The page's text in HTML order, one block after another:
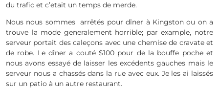
du trafic et c’etait un temps de merde.
Nous nous sommes arrêtés pour dîner à Kingston ou on a
trouve la mode generalement horrible; par example, notre
serveur portait des caleçons avec une chemise de cravate et
de robe. Le dîner a couté $100 pour de la bouffe poche et
nous avons essayé de laisser les excédents gauches mais le
serveur nous a chassés dans la rue avec eux. Je les ai laissés
sur un patio à un autre restaurant.